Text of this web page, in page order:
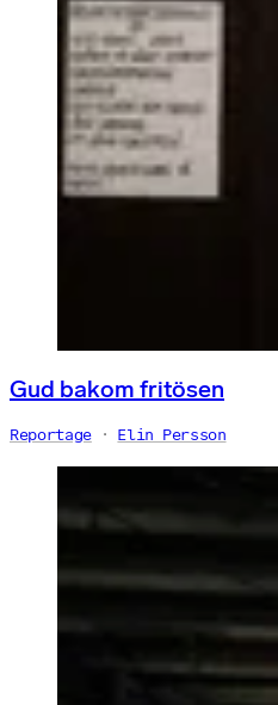
Gud bakom fritösen
Reportage Elin Persson